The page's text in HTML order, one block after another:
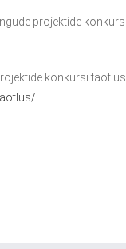
projektide
konkursi